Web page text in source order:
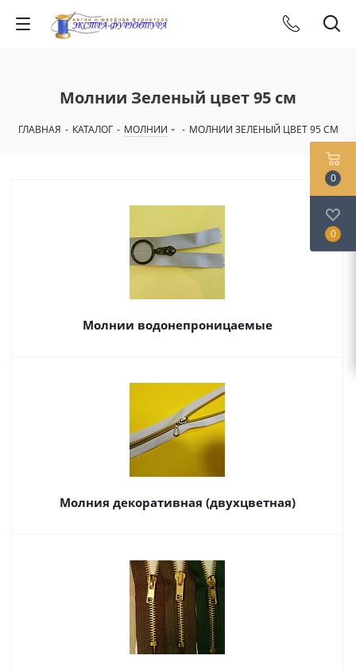
Молнии Зеленый цвет 95 см
ГЛАВНАЯ - КАТАЛОГ - МОЛНИИ - МОЛНИИ ЗЕЛЕНЫЙ ЦВЕТ 95 СМ
Молнии водонепроницаемые
Молния декоративная (двухцветная)
0
0